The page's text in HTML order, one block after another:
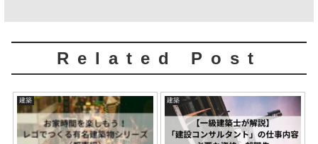
Related Post
建築 建築